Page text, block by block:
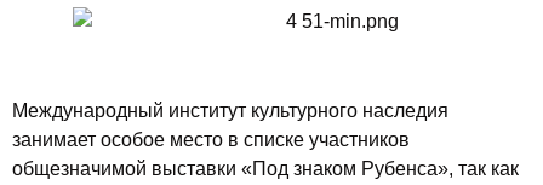
Международный институт культурного наследия
занимает особое место в списке участников
общезначимой выставки «Под знаком Рубенса», так как